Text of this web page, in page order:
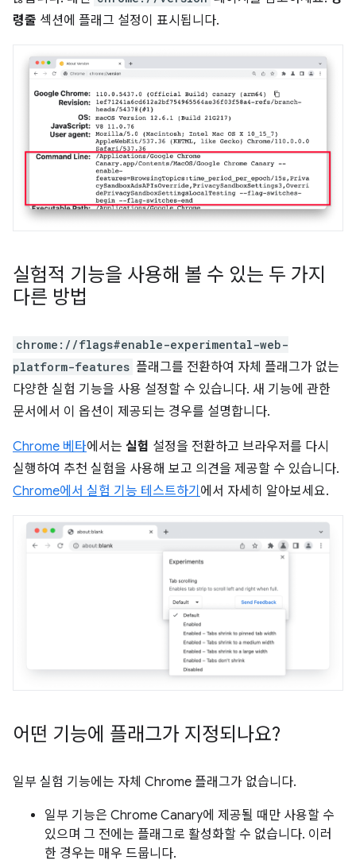
령줄 섹션에 플래그 설정이 표시됩니다.
실험적 기능을 사용해 볼 수 있는 두 가지
다른 방법
chrome://flags#enable-experimental-web-
platform-features 플래그를 전환하여 자체 플래그가 없는
다양한 실험 기능을 사용 설정할 수 있습니다. 새 기능에 관한
문서에서 이 옵션이 제공되는 경우를 설명합니다.
Chrome 베타에서는 실험 설정을 전환하고 브라우저를 다시
실행하여 추천 실험을 사용해 보고 의견을 제공할 수 있습니다.
Chrome에서 실험 기능 테스트하기 에서 자세히 알아보세요.
어떤 기능에 플래그가 지정되나요?
일부 실험 기능에는 자체 Chrome 플래그가 없습니다.
일부 기능은 Chrome Canary에 제공될 때만 사용할 수
있으며 그 전에는 플래그로 활성화할 수 없습니다. 이러
한 경우는 매우 드뭅니다.